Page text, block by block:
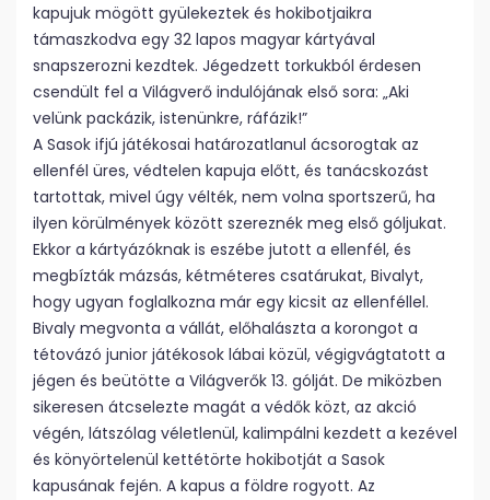
kapujuk mögött gyülekeztek és hokibotjaikra
támaszkodva egy 32 lapos magyar kártyával
snapszerozni kezdtek. Jégedzett torkukból érdesen
csendült fel a Világverő indulójának első sora: „Aki
velünk packázik, istenünkre, ráfázik!”
A Sasok ifjú játékosai határozatlanul ácsorogtak az
ellenfél üres, védtelen kapuja előtt, és tanácskozást
tartottak, mivel úgy vélték, nem volna sportszerű, ha
ilyen körülmények között szereznék meg első góljukat.
Ekkor a kártyázóknak is eszébe jutott a ellenfél, és
megbízták mázsás, kétméteres csatárukat, Bivalyt,
hogy ugyan foglalkozna már egy kicsit az ellenféllel.
Bivaly megvonta a vállát, előhalászta a korongot a
tétovázó junior játékosok lábai közül, végigvágtatott a
jégen és beütötte a Világverők 13. gólját. De miközben
sikeresen átcselezte magát a védők közt, az akció
végén, látszólag véletlenül, kalimpálni kezdett a kezével
és könyörtelenül kettétörte hokibotját a Sasok
kapusának fején. A kapus a földre rogyott. Az